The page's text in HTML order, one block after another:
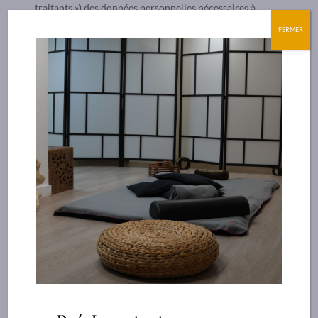
traitants ») des données personnelles nécessaires à
sont tenus de traiter vos données personnelles à cette fin
uniquement et conformément à nos instructions en
matière de sécurité et de protection des données.
le cas échéant, aux autorités de contrôle, dûment
habilitées par les dispositions légales et réglementaires en
vigueur, aux organismes de recouvrement, aux auxiliaires
de justice et officiers ministériels, dans le cadre de leur
mission de recouvrement de créances.
A FLEUR DE PEAU
s’assure que les destinataires gèrent les
données personnelles dans le respect des directives de la
RGPD.
s’engage à définir et mettre en œuvre les
mesures techniques de sécurité, physique ou logique, qu’elle
estime appropriées pour lutter contre la destruction, la
perte, l’altération ou la divulgation non autorisée des
FERMER